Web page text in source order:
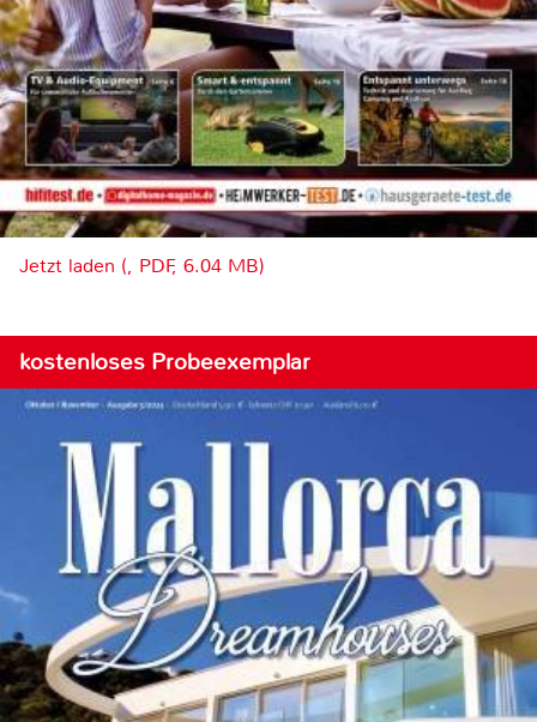
Jetzt laden (, PDF, 6.04 MB)
kostenloses Probeexemplar